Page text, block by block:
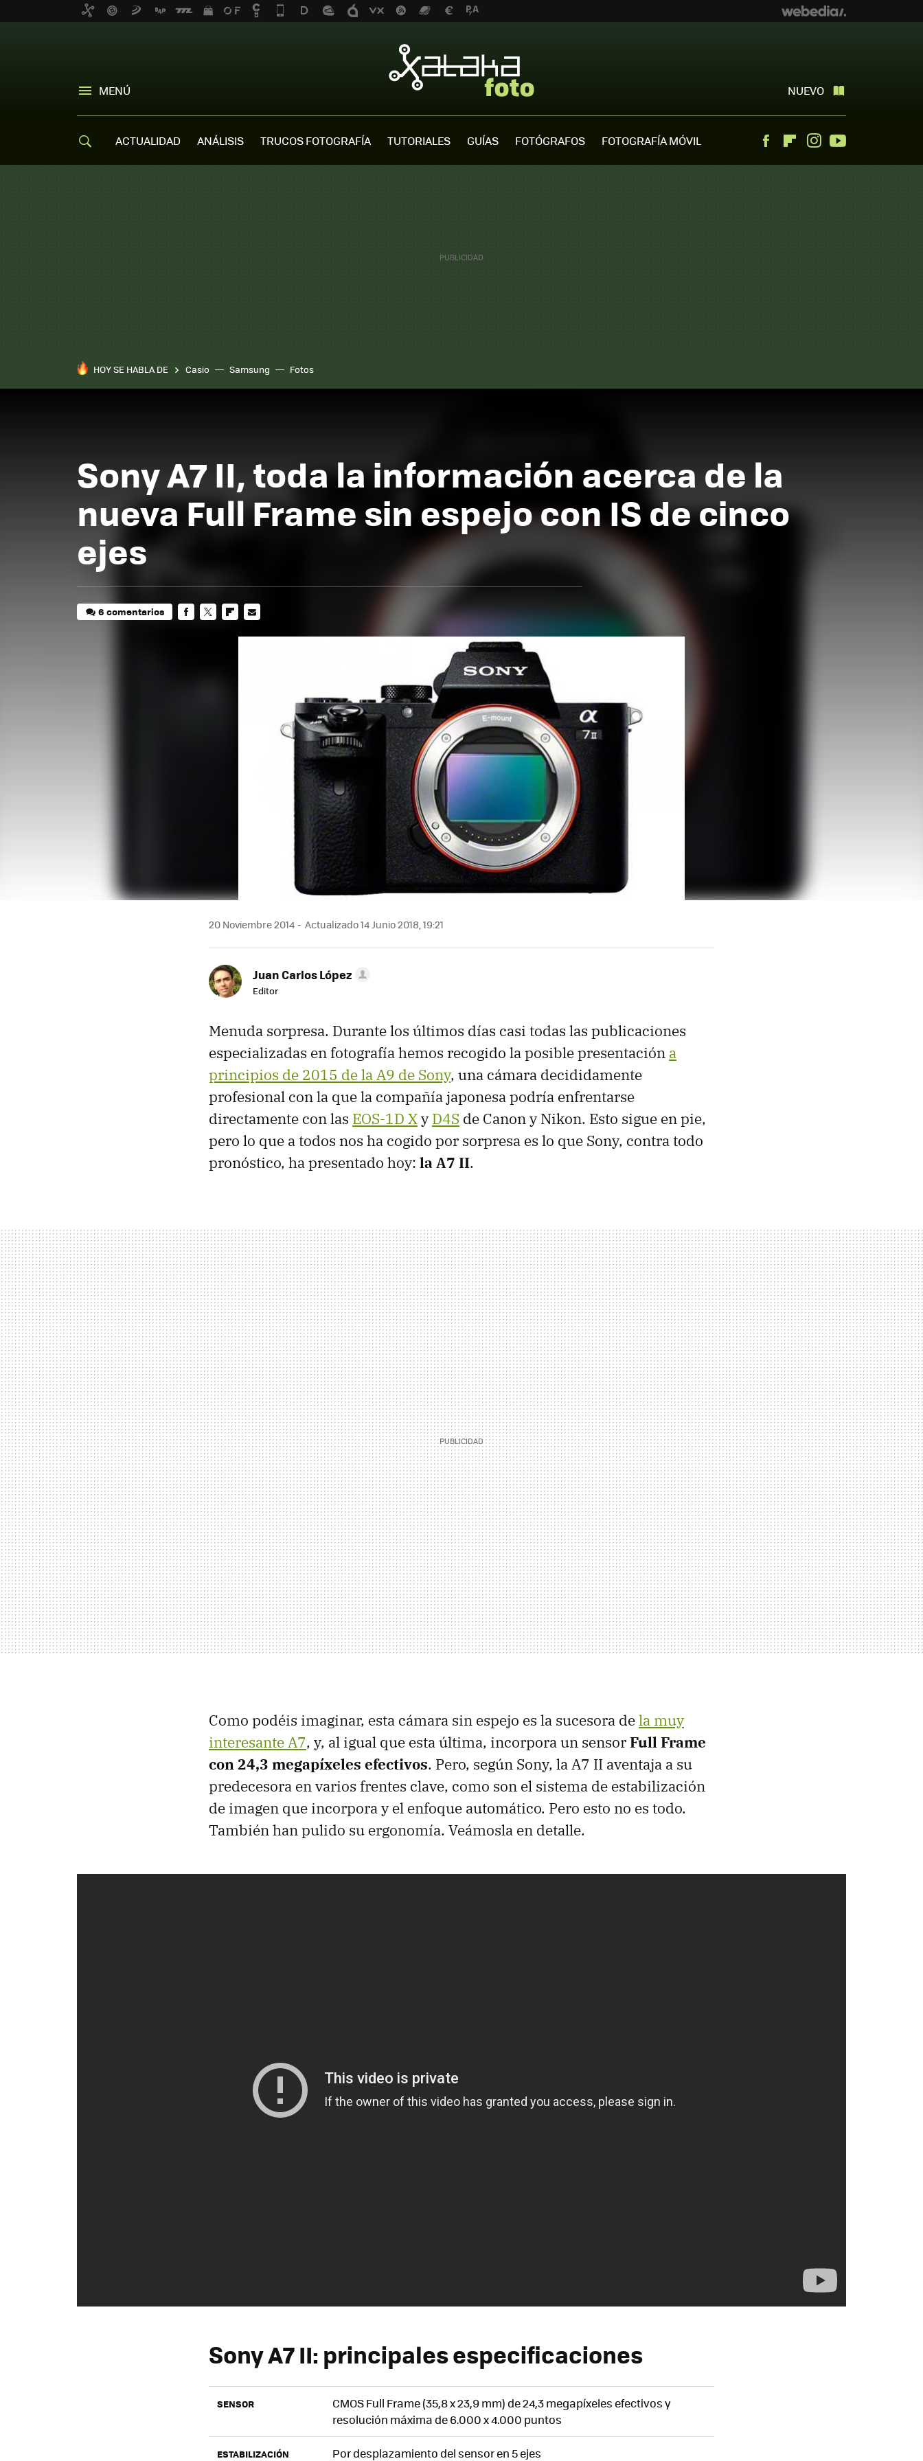
MENÚ NUEVO
ACTUALIDAD ANÁLISIS TRUCOS FOTOGRAFÍA TUTORIALES GUÍAS FOTÓGRAFOS FOTOGRAFÍA MÓVIL FacebookFlipboardInstagram
HOY SE HABLA DE Casio Samsung Fotos
Sony A7 II, toda la información acerca de la
nueva Full Frame sin espejo con IS de cinco
ejes
6 comentarios
20 Noviembre 2014 Actualizado 14 Junio 2018, 19:21
Juan Carlos López
Editor
Menuda sorpresa. Durante los últimos días casi todas las publicaciones
especializadas en fotografía hemos recogido la posible presentación a
principios de 2015 de la A9 de Sony, una cámara decididamente
profesional con la que la compañía japonesa podría enfrentarse
directamente con las EOS-1D XyD4S de Canon y Nikon. Esto sigue en pie,
pero lo que a todos nos ha cogido por sorpresa es lo que Sony, contra todo
pronóstico, ha presentado hoy: la A7 II.
Como podéis imaginar, esta cámara sin espejo es la sucesora dela muy
interesante A7, y, al igual que esta última, incorpora un sensorFull Frame
con 24,3 megapíxeles efectivos. Pero, según Sony, la A7 II aventaja a su
predecesora en varios frentes clave, como son el sistema de estabilización
de imagen que incorpora y el enfoque automático. Pero esto no es todo.
También han pulido su ergonomía. Veámosla en detalle.
Sony A7 II: principales especificaciones
SENSOR
CMOS Full Frame (35,8 x 23,9 mm) de 24,3 megapíxeles efectivos y
resolución máxima de 6.000 x 4.000 puntos
ESTABILIZACIÓN Por desplazamiento del sensor en 5 ejes